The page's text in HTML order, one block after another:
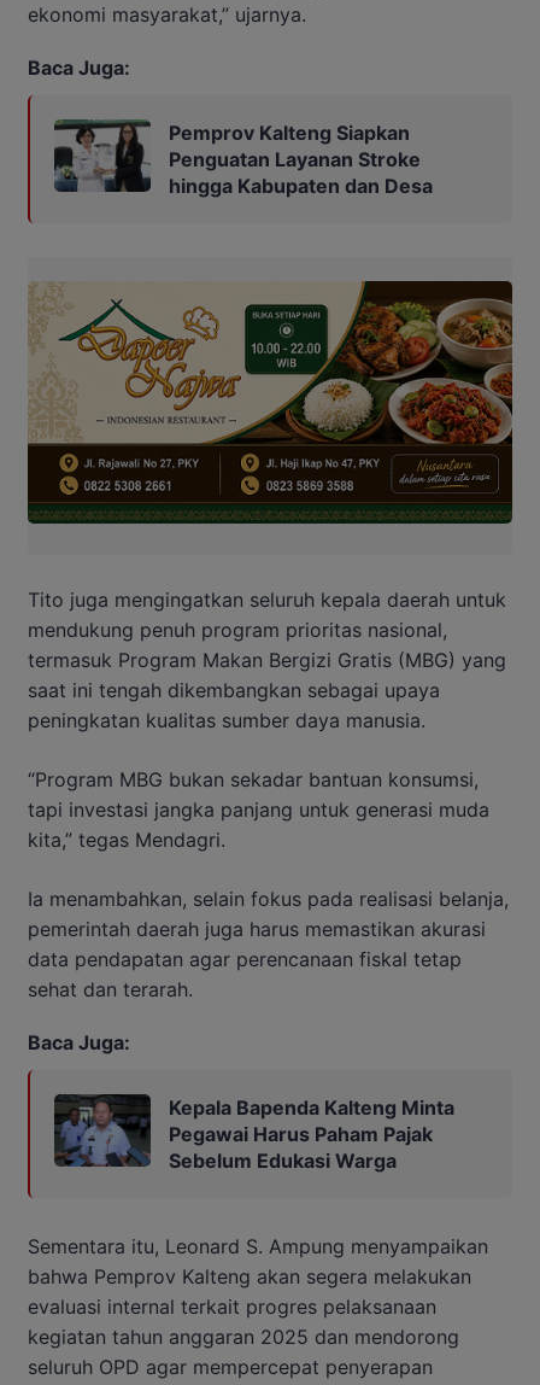
ekonomi masyarakat,” ujarnya.
Baca Juga:
Pemprov Kalteng Siapkan
Penguatan Layanan Stroke
hingga Kabupaten dan Desa
Tito juga mengingatkan seluruh kepala daerah untuk
mendukung penuh program prioritas nasional,
termasuk Program Makan Bergizi Gratis (MBG) yang
saat ini tengah dikembangkan sebagai upaya
peningkatan kualitas sumber daya manusia.
“Program MBG bukan sekadar bantuan konsumsi,
tapi investasi jangka panjang untuk generasi muda
kita,” tegas Mendagri.
Ia menambahkan, selain fokus pada realisasi belanja,
pemerintah daerah juga harus memastikan akurasi
data pendapatan agar perencanaan fiskal tetap
sehat dan terarah.
Baca Juga:
Kepala Bapenda Kalteng Minta
Pegawai Harus Paham Pajak
Sebelum Edukasi Warga
Sementara itu, Leonard S. Ampung menyampaikan
bahwa Pemprov Kalteng akan segera melakukan
evaluasi internal terkait progres pelaksanaan
kegiatan tahun anggaran 2025 dan mendorong
seluruh OPD agar mempercepat penyerapan